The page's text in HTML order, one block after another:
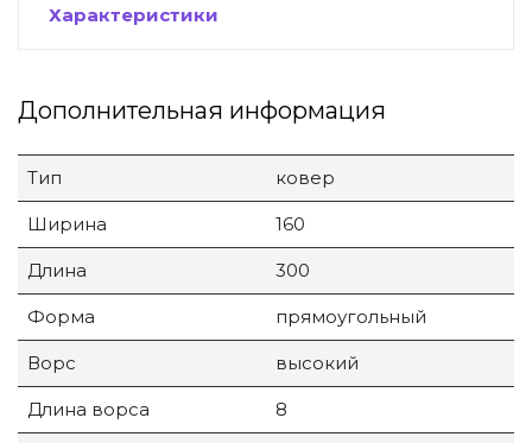
Характеристики
Дополнительная информация
Тип ковер
Ширина 160
Длина 300
Форма прямоугольный
Ворс высокий
Длина ворса 8